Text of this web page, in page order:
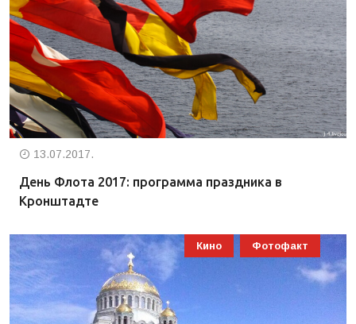
13.07.2017.
День Флота 2017: программа праздника в
Кронштадте
Кино Фотофакт